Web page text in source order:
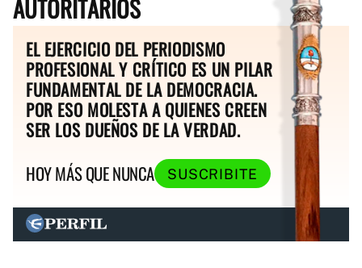
AUTORITARIOS
EL EJERCICIO DEL PERIODISMO
PROFESIONAL Y CRÍTICO ES UN PILAR
FUNDAMENTAL DE LA DEMOCRACIA.
POR ESO MOLESTA A QUIENES CREEN
SER LOS DUEÑOS DE LA VERDAD.
HOY MÁS QUE NUNCA
SUSCRIBITE